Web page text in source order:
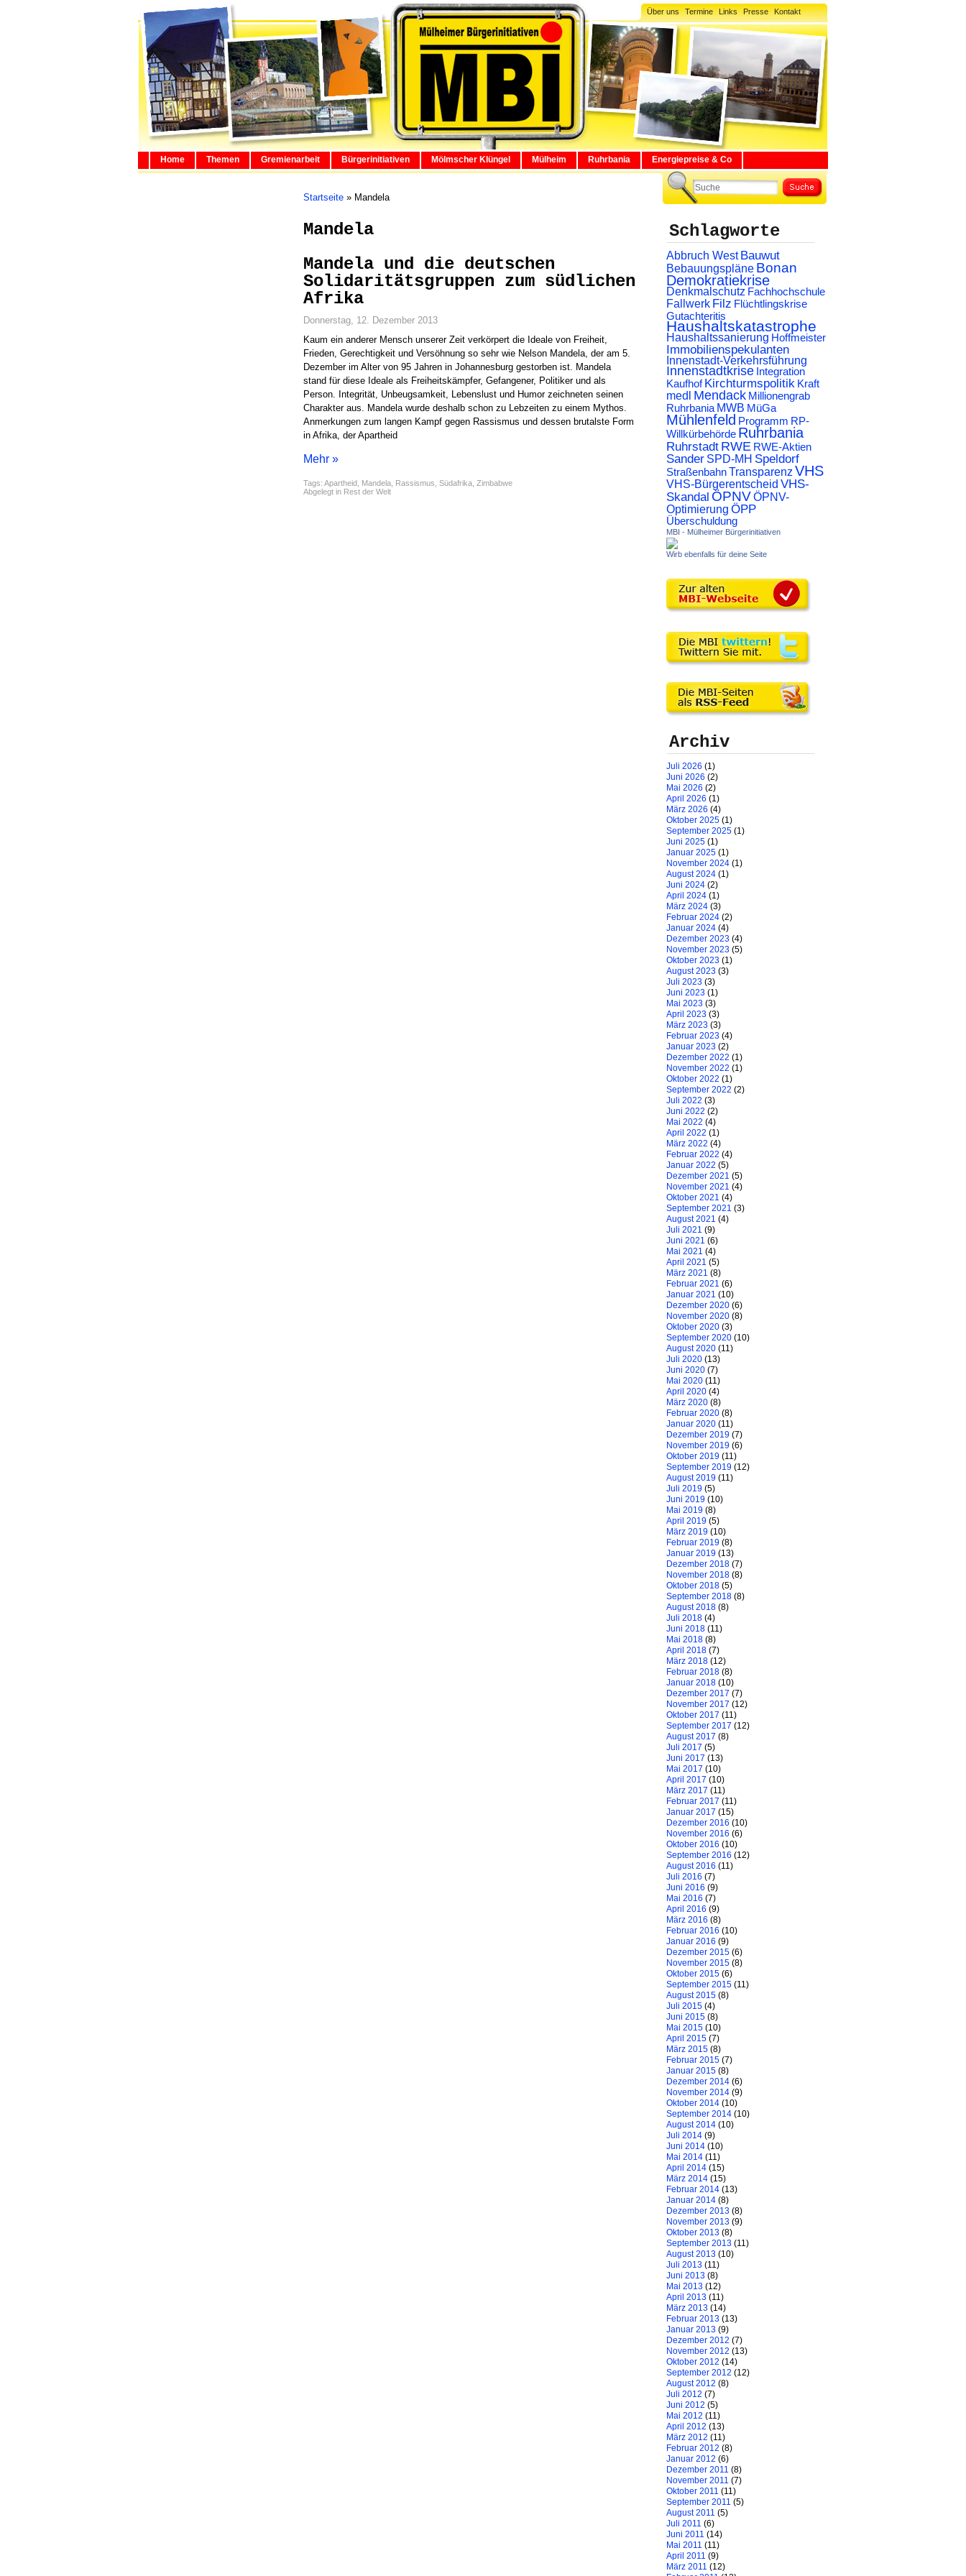
Über uns Termine Links Presse Kontakt
Home Themen Gremienarbeit Bürgerinitiativen Mölmscher Klüngel Mülheim Ruhrbania Energiepreise & Co
Startseite » Mandela
Mandela
Mandela und die deutschen
Solidaritätsgruppen zum südlichen
Afrika
Donnerstag, 12. Dezember 2013
Kaum ein anderer Mensch unserer Zeit verkörpert die Ideale von Freiheit,
Frieden, Gerechtigkeit und Versöhnung so sehr wie Nelson Mandela, der am 5.
Dezember im Alter von 95 Jahren in Johannesburg gestorben ist. Mandela
stand für diese Ideale als Freiheitskämpfer, Gefangener, Politiker und als
Person. Integrität, Unbeugsamkeit, Lebenslust und Humor zeichneten seinen
Charakter aus. Mandela wurde deshalb schon zu Lebzeiten zu einem Mythos.
Anmerkungen zum langen Kampf gegen Rassismus und dessen brutalste Form
in Afrika, der Apartheid
Mehr »
Tags: Apartheid Mandela Rassismus Südafrika Zimbabwe
Abgelegt in Rest der Welt
Schlagworte
Abbruch West Bauwut
Bebauungspläne Bonan
Demokratiekrise
Denkmalschutz Fachhochschule
Fallwerk Filz Flüchtlingskrise
Gutachteritis
Haushaltskatastrophe
Haushaltssanierung Hoffmeister
Immobilienspekulanten
Innenstadt-Verkehrsführung
Innenstadtkrise Integration
Kaufhof Kirchturmspolitik Kraft
medl Mendack Millionengrab
Ruhrbania MWB MüGa
Mühlenfeld Programm RP-
Willkürbehörde Ruhrbania
Ruhrstadt RWE RWE-Aktien
Sander SPD-MH Speldorf
StraßenbahnTransparenz VHS
VHS-Bürgerentscheid VHS-
Skandal ÖPNVÖPNV-
Optimierung ÖPP
Überschuldung
MBI - Mülheimer Bürgerinitiativen
Wirb ebenfalls für deine Seite
Archiv
Juli 2026 (1)
Juni 2026 (2)
Mai 2026 (2)
April 2026 (1)
März 2026 (4)
Oktober 2025 (1)
September 2025 (1)
Juni 2025 (1)
Januar 2025 (1)
November 2024 (1)
August 2024 (1)
Juni 2024 (2)
April 2024 (1)
März 2024 (3)
Februar 2024 (2)
Januar 2024 (4)
Dezember 2023 (4)
November 2023 (5)
Oktober 2023 (1)
August 2023 (3)
Juli 2023 (3)
Juni 2023 (1)
Mai 2023 (3)
April 2023 (3)
März 2023 (3)
Februar 2023 (4)
Januar 2023 (2)
Dezember 2022 (1)
November 2022 (1)
Oktober 2022 (1)
September 2022 (2)
Juli 2022 (3)
Juni 2022 (2)
Mai 2022 (4)
April 2022 (1)
März 2022 (4)
Februar 2022 (4)
Januar 2022 (5)
Dezember 2021 (5)
November 2021 (4)
Oktober 2021 (4)
September 2021 (3)
August 2021 (4)
Juli 2021 (9)
Juni 2021 (6)
Mai 2021 (4)
April 2021 (5)
März 2021 (8)
Februar 2021 (6)
Januar 2021 (10)
Dezember 2020 (6)
November 2020 (8)
Oktober 2020 (3)
September 2020 (10)
August 2020 (11)
Juli 2020 (13)
Juni 2020 (7)
Mai 2020 (11)
April 2020 (4)
März 2020 (8)
Februar 2020 (8)
Januar 2020 (11)
Dezember 2019 (7)
November 2019 (6)
Oktober 2019 (11)
September 2019 (12)
August 2019 (11)
Juli 2019 (5)
Juni 2019 (10)
Mai 2019 (8)
April 2019 (5)
März 2019 (10)
Februar 2019 (8)
Januar 2019 (13)
Dezember 2018 (7)
November 2018 (8)
Oktober 2018 (5)
September 2018 (8)
August 2018 (8)
Juli 2018 (4)
Juni 2018 (11)
Mai 2018 (8)
April 2018 (7)
März 2018 (12)
Februar 2018 (8)
Januar 2018 (10)
Dezember 2017 (7)
November 2017 (12)
Oktober 2017 (11)
September 2017 (12)
August 2017 (8)
Juli 2017 (5)
Juni 2017 (13)
Mai 2017 (10)
April 2017 (10)
März 2017 (11)
Februar 2017 (11)
Januar 2017 (15)
Dezember 2016 (10)
November 2016 (6)
Oktober 2016 (10)
September 2016 (12)
August 2016 (11)
Juli 2016 (7)
Juni 2016 (9)
Mai 2016 (7)
April 2016 (9)
März 2016 (8)
Februar 2016 (10)
Januar 2016 (9)
Dezember 2015 (6)
November 2015 (8)
Oktober 2015 (6)
September 2015 (11)
August 2015 (8)
Juli 2015 (4)
Juni 2015 (8)
Mai 2015 (10)
April 2015 (7)
März 2015 (8)
Februar 2015 (7)
Januar 2015 (8)
Dezember 2014 (6)
November 2014 (9)
Oktober 2014 (10)
September 2014 (10)
August 2014 (10)
Juli 2014 (9)
Juni 2014 (10)
Mai 2014 (11)
April 2014 (15)
März 2014 (15)
Februar 2014 (13)
Januar 2014 (8)
Dezember 2013 (8)
November 2013 (9)
Oktober 2013 (8)
September 2013 (11)
August 2013 (10)
Juli 2013 (11)
Juni 2013 (8)
Mai 2013 (12)
April 2013 (11)
März 2013 (14)
Februar 2013 (13)
Januar 2013 (9)
Dezember 2012 (7)
November 2012 (13)
Oktober 2012 (14)
September 2012 (12)
August 2012 (8)
Juli 2012 (7)
Juni 2012 (5)
Mai 2012 (11)
April 2012 (13)
März 2012 (11)
Februar 2012 (8)
Januar 2012 (6)
Dezember 2011 (8)
November 2011 (7)
Oktober 2011 (11)
September 2011 (5)
August 2011 (5)
Juli 2011 (6)
Juni 2011 (14)
Mai 2011 (11)
April 2011 (9)
März 2011 (12)